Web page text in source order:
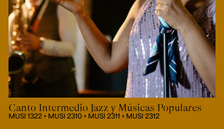
Canto Intermedio Jazz y Músicas Populares
MUSI 1322 + MUSI 2310 + MUSI 2311 + MUSI 2312